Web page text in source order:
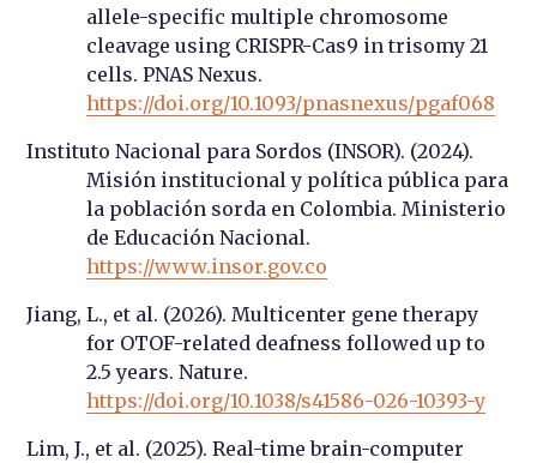
allele-specific multiple chromosome
cleavage using CRISPR-Cas9 in trisomy 21
cells. PNAS Nexus.
https://doi.org/10.1093/pnasnexus/pgaf068
Instituto Nacional para Sordos (INSOR). (2024).
Misión institucional y política pública para
la población sorda en Colombia. Ministerio
de Educación Nacional.
https://www.insor.gov.co
Jiang, L., et al. (2026). Multicenter gene therapy
for OTOF-related deafness followed up to
2.5 years. Nature.
https://doi.org/10.1038/s41586-026-10393-y
Lim, J., et al. (2025). Real-time brain-computer